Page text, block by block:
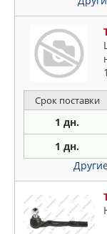
Срок поставки
1 дн.
1 дн.